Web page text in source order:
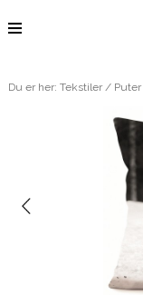
Du er her: Tekstiler/ Puter